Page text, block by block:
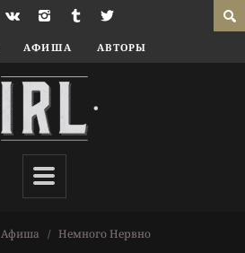
АФИША АВТОРЫ
Афиша Немного Нервно